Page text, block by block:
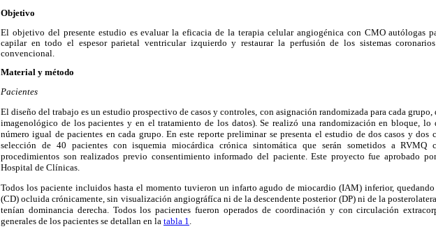
Objetivo
El objetivo del presente estudio es evaluar la eficacia de la terapia celular angiogénica con CMO autólogas
capilar en todo el espesor parietal ventricular izquierdo y restaurar la perfusión de los sistemas
convencional.
Material y método
Pacientes
El diseño del trabajo es un estudio prospectivo de casos y controles, con asignación randomizada para cada
imagenológico de los pacientes y en el tratamiento de los datos). Se realizó una randomización en bloque, lo
número igual de pacientes en cada grupo. En este reporte preliminar se presenta el estudio de dos casos y dos
selección de 40 pacientes con isquemia miocárdica crónica sintomática que serán sometidos a RVMQ
procedimientos son realizados previo consentimiento informado del paciente. Este proyecto fue aprobado
Hospital de Clínicas.
Todos los paciente incluidos hasta el momento tuvieron un infarto agudo de miocardio (IAM) inferior,
(CD) ocluida crónicamente, sin visualización angiográfíca ni de la descendente posterior (DP) ni de la
tenían dominancia derecha. Todos los pacientes fueron operados de coordinación y con circulación
generales de los pacientes se detallan en la tabla 1.